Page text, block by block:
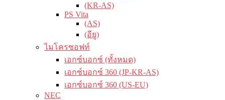
(KR-AS)
PS Vita
(AS)
(อียู)
ไมโครซอฟท์
เอกซ์บอกซ์ (ทั้งหมด)
เอกซ์บอกซ์ 360 (JP-KR-AS)
เอกซ์บอกซ์ 360 (US-EU)
NEC